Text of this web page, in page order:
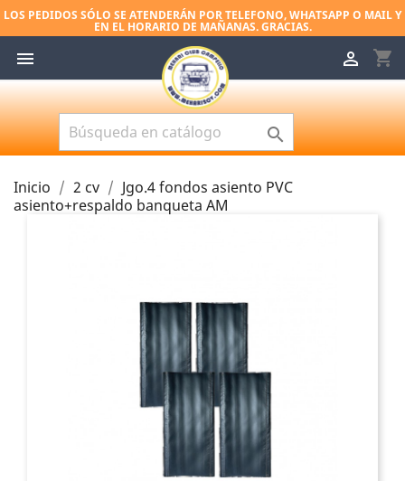
LOS PEDIDOS SÓLO SE ATENDERÁN POR TELEFONO, WHATSAPP O MAIL Y
EN EL HORARIO DE MAÑANAS. GRACIAS.
 shopping_cart


Inicio 2 cv
Jgo.4 fondos asiento PVC
asiento+respaldo banqueta AM